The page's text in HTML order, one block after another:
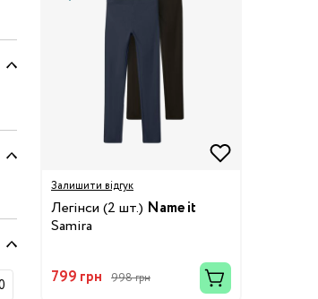
та
та майки
розміром
Залишити відгук
Легінси (2 шт.) Name it
Samira
799 грн 998 грн